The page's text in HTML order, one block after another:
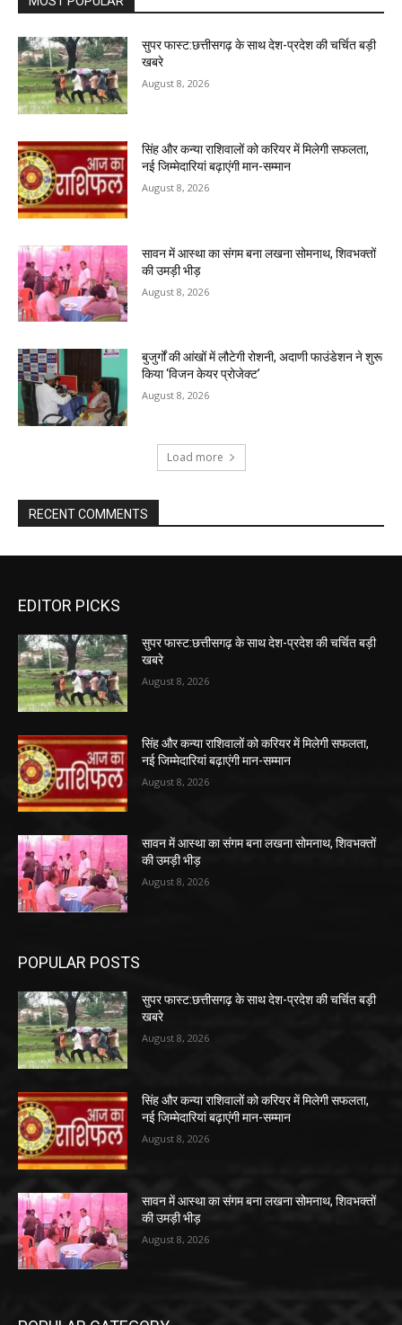
सुपर फास्ट:छत्तीसगढ़ के साथ देश-प्रदेश की चर्चित बड़ी
खबरे
August 8, 2026
सिंह और कन्या राशिवालों को करियर में मिलेगी सफलता,
नई जिम्मेदारियां बढ़ाएंगी मान-सम्मान
August 8, 2026
सावन में आस्था का संगम बना लखना सोमनाथ, शिवभक्तों
की उमड़ी भीड़
August 8, 2026
बुजुर्गों की आंखों में लौटेगी रोशनी, अदाणी फाउंडेशन ने शुरू
किया ‘विजन केयर प्रोजेक्ट’
August 8, 2026
Load more
RECENT COMMENTS
EDITOR PICKS
सुपर फास्ट:छत्तीसगढ़ के साथ देश-प्रदेश की चर्चित बड़ी
खबरे
August 8, 2026
सिंह और कन्या राशिवालों को करियर में मिलेगी सफलता,
नई जिम्मेदारियां बढ़ाएंगी मान-सम्मान
August 8, 2026
सावन में आस्था का संगम बना लखना सोमनाथ, शिवभक्तों
की उमड़ी भीड़
August 8, 2026
POPULAR POSTS
सुपर फास्ट:छत्तीसगढ़ के साथ देश-प्रदेश की चर्चित बड़ी
खबरे
August 8, 2026
सिंह और कन्या राशिवालों को करियर में मिलेगी सफलता,
नई जिम्मेदारियां बढ़ाएंगी मान-सम्मान
August 8, 2026
सावन में आस्था का संगम बना लखना सोमनाथ, शिवभक्तों
की उमड़ी भीड़
August 8, 2026